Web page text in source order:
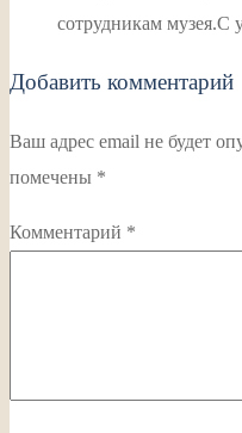
сотрудникам
Добавить комментарий
Ваш адрес email не будет
помечены *
Комментарий *